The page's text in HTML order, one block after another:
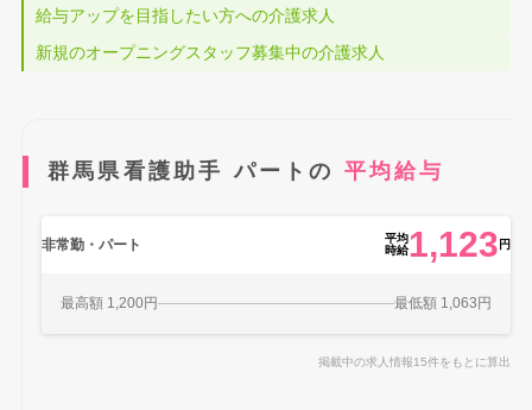
給与アップを目指したい方への介護求人
新規のオープニングスタッフ募集中の介護求人
群馬県看護助手 パートの 平均給与
非常勤・パート
平均
時給1,123 円
最高額 1,200円 最低額 1,063円
掲載中の求人情報15件をもとに算出